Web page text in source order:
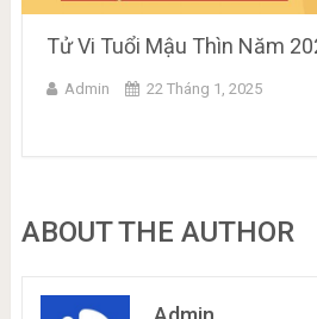
Tử Vi Tuổi Mậu Thìn Năm
Admin 22 Tháng 1, 2025
ABOUT THE AUTHOR